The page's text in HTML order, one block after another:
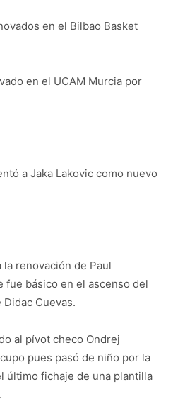
en el Bilbao Basket
en el UCAM Murcia por
a Jaka Lakovic como nuevo
la renovación de Paul
fue básico en el ascenso del
Cuevas.
al pívot checo Ondrej
pues pasó de niño por la
último fichaje de una plantilla